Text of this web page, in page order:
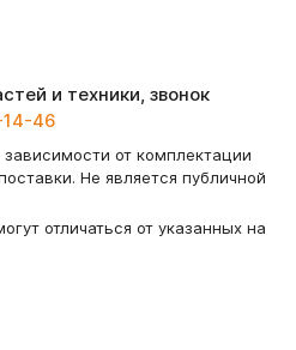
и техники, звонок
14-46
от комплектации
Не является публичной
отличаться от указанных на